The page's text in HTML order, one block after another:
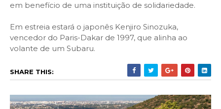
em benefício de uma instituição de solidariedade.
Em estreia estará o japonês Kenjiro Sinozuka,
vencedor do Paris-Dakar de 1997, que alinha ao
volante de um Subaru.
SHARE THIS: